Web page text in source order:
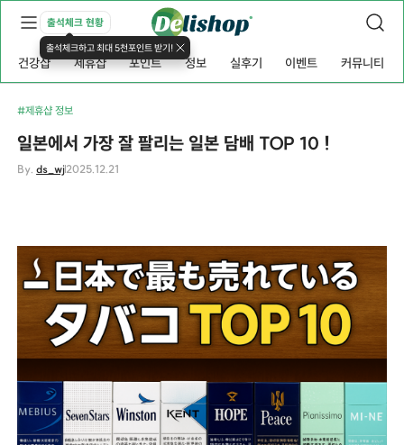
출석체크 현황
출석체크하고 최대 5천포인트 받기!
건강샵 제휴샵 포인트 정보 실후기 이벤트 커뮤니티
#제휴샵 정보
일본에서 가장 잘 팔리는 일본 담배 TOP 10 !
By.ds_wj2025.12.21